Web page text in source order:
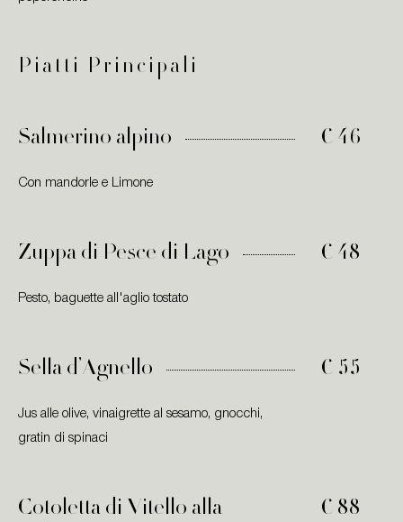
Piatti Principali
Salmerino alpino € 46
Con mandorle e Limone
Zuppa di Pesce di Lago € 48
Pesto, baguette all'aglio tostato
Sella d’Agnello € 55
Jus alle olive, vinaigrette al sesamo, gnocchi,
gratin di spinaci
Cotoletta di Vitello alla
€ 88